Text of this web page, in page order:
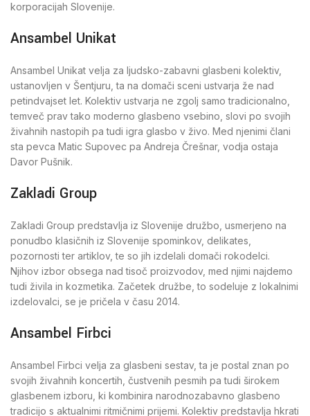
korporacijah Slovenije.
Ansambel Unikat
Ansambel Unikat velja za ljudsko-zabavni glasbeni kolektiv,
ustanovljen v Šentjuru, ta na domači sceni ustvarja že nad
petindvajset let. Kolektiv ustvarja ne zgolj samo tradicionalno,
temveč prav tako moderno glasbeno vsebino, slovi po svojih
živahnih nastopih pa tudi igra glasbo v živo. Med njenimi člani
sta pevca Matic Supovec pa Andreja Črešnar, vodja ostaja
Davor Pušnik.
Zakladi Group
Zakladi Group predstavlja iz Slovenije družbo, usmerjeno na
ponudbo klasičnih iz Slovenije spominkov, delikates,
pozornosti ter artiklov, te so jih izdelali domači rokodelci.
Njihov izbor obsega nad tisoč proizvodov, med njimi najdemo
tudi živila in kozmetika. Začetek družbe, to sodeluje z lokalnimi
izdelovalci, se je pričela v času 2014.
Ansambel Firbci
Ansambel Firbci velja za glasbeni sestav, ta je postal znan po
svojih živahnih koncertih, čustvenih pesmih pa tudi širokem
glasbenem izboru, ki kombinira narodnozabavno glasbeno
tradicijo s aktualnimi ritmičnimi prijemi. Kolektiv predstavlja hkrati